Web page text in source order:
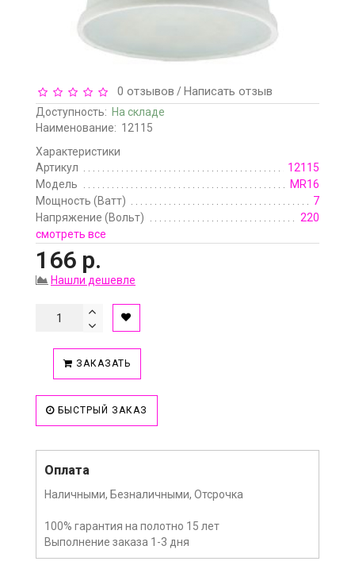
0 отзывов /Написать отзыв
Доступность: На складе
Наименование: 12115
Характеристики
Артикул
12115
Модель
MR16
Мощность (Ватт)
7
Напряжение (Вольт)
220
смотреть все
166 р.
Нашли дешевле
ЗАКАЗАТЬ
БЫСТРЫЙ ЗАКАЗ
Оплата
Наличными, Безналичными, Отсрочка
100% гарантия на полотно 15 лет
Выполнение заказа 1-3 дня